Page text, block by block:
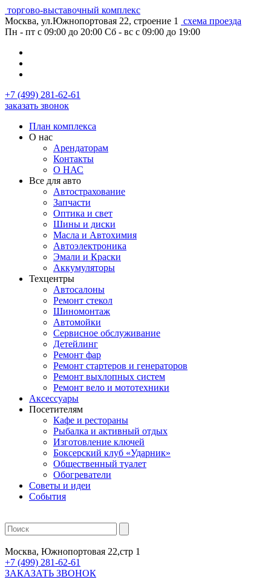
торгово-выставочный комплекс
Москва, ул.Южнопортовая 22, строение 1
схема проезда
Пн - пт с 09:00 до 20:00 Сб - вс с 09:00 до 19:00
+7 (499) 281-62-61
заказать звонок
План комплекса
О нас
Арендаторам
Контакты
О НАС
Все для авто
Автострахование
Запчасти
Оптика и свет
Шины и диски
Масла и Автохимия
Автоэлектроника
Эмали и Краски
Аккумуляторы
Техцентры
Автосалоны
Ремонт стекол
Шиномонтаж
Автомойки
Сервисное обслуживание
Детейлинг
Ремонт фар
Ремонт стартеров и генераторов
Ремонт выхлопных систем
Ремонт вело и мототехники
Аксессуары
Посетителям
Кафе и рестораны
Рыбалка и активный отдых
Изготовление ключей
Боксерский клуб «Ударник»
Общественный туалет
Обогреватели
Советы и идеи
События
Москва, Южнопортовая 22,стр 1
+7 (499) 281-62-61
ЗАКАЗАТЬ ЗВОНОК